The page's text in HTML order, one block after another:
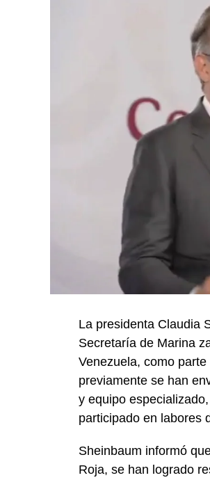
La presidenta Claudia
Secretaría de Marina
Venezuela, como
previamente se han
y equipo
participado en labores
Sheinbaum informó
Roja, se han logrado